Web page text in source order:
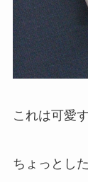
これは可愛
ちょっとし